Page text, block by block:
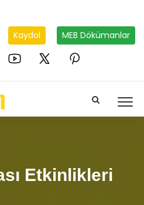
Kaydol MEB Dökümanlar
Etkinlikleri